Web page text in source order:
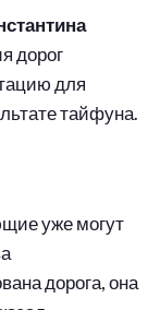
дорог
для
тайфуна.
уже могут
дорога, она